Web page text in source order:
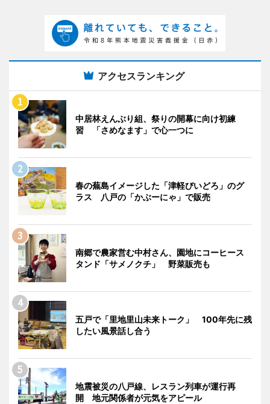
アクセスランキング
中居林えんぶり組、祭りの開幕に向け初練
習 「さめなます」で心一つに
春の蕪島イメージした「津軽びいどろ」のグ
ラス 八戸の「かぶーにゃ」で販売
南郷で農家営む中村さん、園地にコーヒース
タンド「サメノクチ」 野菜販売も
五戸で「里地里山未来トーク」 100年先に残
したい風景話し合う
地震被災の八戸線、レスラン列車が運行再
開 地元関係者が元気をアピール